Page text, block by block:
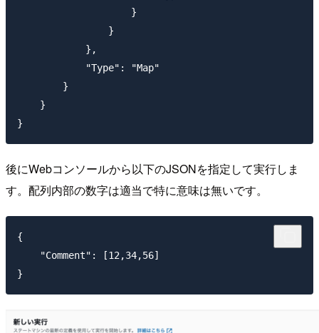
                    }
                }
            },
            "Type": "Map"
        }
    }
後にWebコンソールから以下のJSONを指定して実行しま
す。配列内部の数字は適当で特に意味は無いです。
{
    "Comment": [12,34,56]